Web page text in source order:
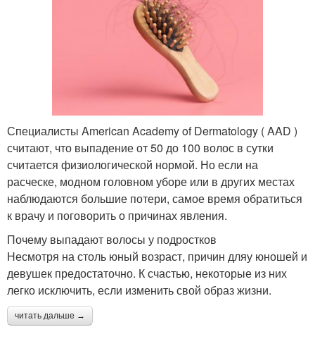
Специалисты American Academy of Dermatology ( AAD )
считают, что выпадение от 50 до 100 волос в сутки
считается физиологической нормой. Но если на
расческе, модном головном уборе или в других местах
наблюдаются большие потери, самое время обратиться
к врачу и поговорить о причинах явления.
Почему выпадают волосы у подростков
Несмотря на столь юный возраст, причин дляу юношей и
девушек предостаточно. К счастью, некоторые из них
легко исключить, если изменить свой образ жизни.
читать дальше →